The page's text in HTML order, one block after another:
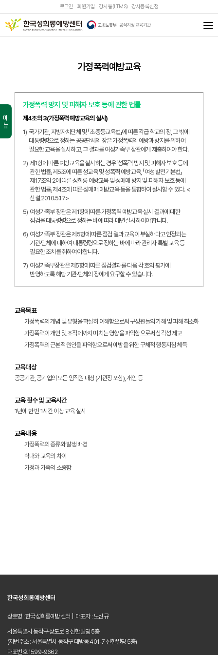
로그인 회원가입 강사통(LTMS) 강사등록신청
가정폭력예방교육
메뉴
가정폭력 방지 및 피해자 보호 등에 관한 법률
제4조의 3(가정폭력 예방교육의 실시)
1) 국가기관, 지방자치단체 및 「초·중등교육법」에 따른 각급 학교의 장, 그 밖에
대통령령으로 정하는 공공단체의 장은 가정폭력의 예방과 방지를 위하여
필요한 교육을 실시하고, 그 결과를 여성가족부 장관에게 제출하여야 한다.
2) 제1항에 따른 예방교육을 실시하는 경우「성폭력 방지 및 피해자 보호 등에
관한 법률」제5조에 따른 성교육 및 성폭력 예방교육, 「여성 발전기본법」
제17조의 2에 따른 성희롱 예방교육 및 성매매 방지 및 피해자 보호 등에
관한 법률」제4조에 따른 성매매 예방교육 등을 통합하여 실시할 수 있다. <
신설 2010.5.17>
5) 여성가족부 장관은 제1항에 따른 가정폭력 예방교육 실시 결과에 대한
점검을 대통령령으로 정하는 바에 따라 매년 실시하여야 합니다.
6) 여성가족부 장관은 제5항에 따른 점검 결과 교육이 부실하다고 인정되는
기관·단체에 대하여 대통령령으로 정하는 바에 따라 관리자 특별 교육 등
필요한 조치를 취하여야 합니다.
7) 여성가족부장관은 제5항에 따른 점검결과를 다음 각 호의 평가에
반영하도록 해당 기관·단체의 장에게 요구할 수 있습니다.
교육목표
가정폭력의 개념 및 유형을 확실히 이해함으로써 구성원들의 가해 및 피해 최소화
가정폭력이 개인 및 조직에까지 미치는 영향을 파악함으로써 심각성 제고
가정폭력의 근본적 원인을 파악함으로써 예방을 위한 구체적 행동지침 체득
교육대상
공공기관, 공기업의 모든 임직원 대상 (기관장 포함), 개인 등
교육 횟수 및 교육시간
1년에 한 번 1시간 이상 교육 실시
교육내용
가정폭력의 종류와 발생 배경
학대와 교육의 차이
가정과 가족의 소중함
한국성희롱예방센터
상호명 : 한국성희롱예방센터 | 대표자 : 노신규
서울특별시 동작구 상도로 8 신한빌딩 5층
(지번주소 : 서울특별시 동작구 대방동 401-7 신한빌딩 5층)
대표번호 1599-9662